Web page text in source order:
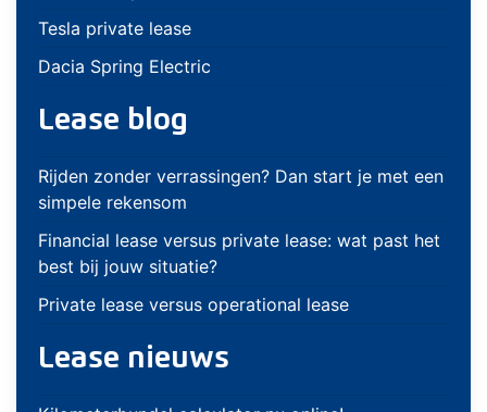
Tesla private lease
Dacia Spring Electric
Lease blog
Rijden zonder verrassingen? Dan start je met een
simpele rekensom
Financial lease versus private lease: wat past het
best bij jouw situatie?
Private lease versus operational lease
Lease nieuws